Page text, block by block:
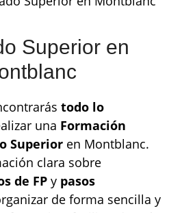
Superior en
todo lo
una Formación
Superior en Montblanc.
clara sobre
de FP y pasos
de forma sencilla y